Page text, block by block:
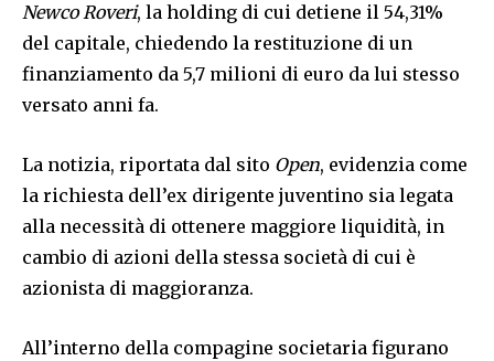
Newco Roveri, la holding di cui detiene il 54,31%
del capitale, chiedendo la restituzione di un
finanziamento da 5,7 milioni di euro da lui stesso
versato anni fa.
La notizia, riportata dal sito Open, evidenzia come
la richiesta dell’ex dirigente juventino sia legata
alla necessità di ottenere maggiore liquidità, in
cambio di azioni della stessa società di cui è
azionista di maggioranza.
All’interno della compagine societaria figurano